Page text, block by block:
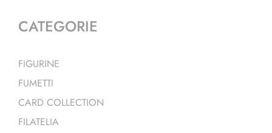
CATEGORIE
FIGURINE
FUMETTI
CARD COLLECTION
FILATELIA